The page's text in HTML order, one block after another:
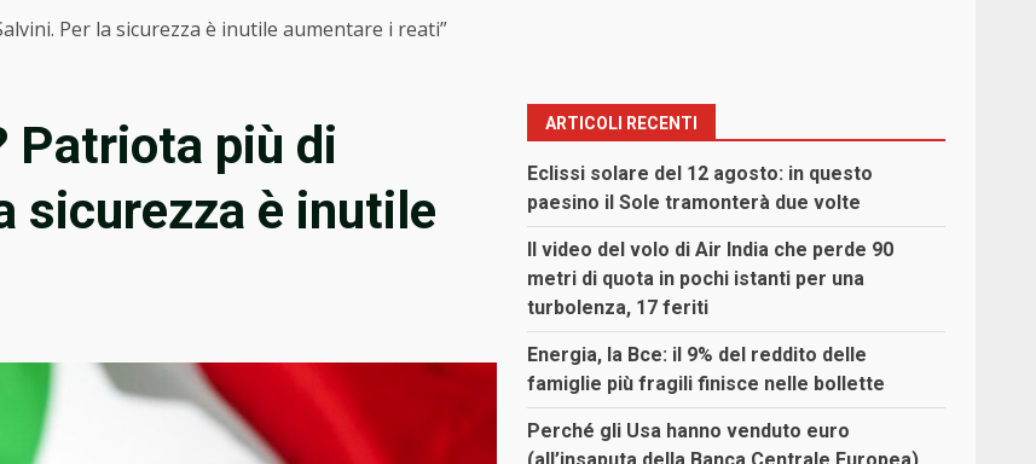
Per la sicurezza è inutile aumentare i reati”
Patriota più di
sicurezza è inutile
ARTICOLI RECENTI
Eclissi solare del 12 agosto: in questo
paesino il Sole tramonterà due volte
Il video del volo di Air India che perde 90
metri di quota in pochi istanti per una
turbolenza, 17 feriti
Energia, la Bce: il 9% del reddito delle
famiglie più fragili finisce nelle bollette
Perché gli Usa hanno venduto euro